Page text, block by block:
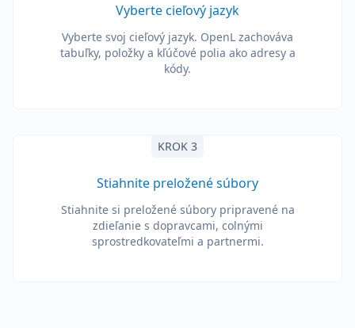
Vyberte cieľový jazyk
Vyberte svoj cieľový jazyk. OpenL zachováva
tabuľky, položky a kľúčové polia ako adresy a
kódy.
KROK 3
Stiahnite preložené súbory
Stiahnite si preložené súbory pripravené na
zdieľanie s dopravcami, colnými
sprostredkovateľmi a partnermi.